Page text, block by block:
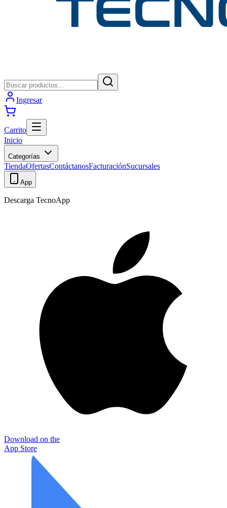
Ingresar
Carrito
Inicio
Categorías
TiendaOfertasContáctanosFacturaciónSucursales
App
Descarga TecnoApp
Download on the
App Store